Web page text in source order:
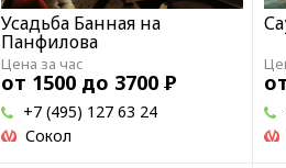
Усадьба Банная на
Панфилова
Цена за час
от 1500 до 3700 Р
Сокол
+7 (495) 127 63 24